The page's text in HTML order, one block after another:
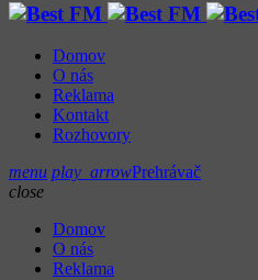
Domov
O nás
Reklama
Kontakt
Rozhovory
menu play_arrowPrehrávač
close
Domov
O nás
Reklama